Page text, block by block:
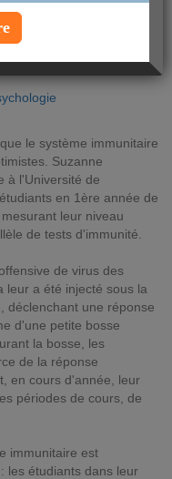
humeur. Selon une
le système immunitaire
Suzanne
à l'Université de
en 1ère année de
leur niveau
de tests d'immunité.
de virus des
leur a été injecté sous la
déclenchant une réponse
d'une petite bosse
la bosse, les
de la réponse
en cours d'année, leur
périodes de cours, de
immunitaire est
les étudiants dans leur